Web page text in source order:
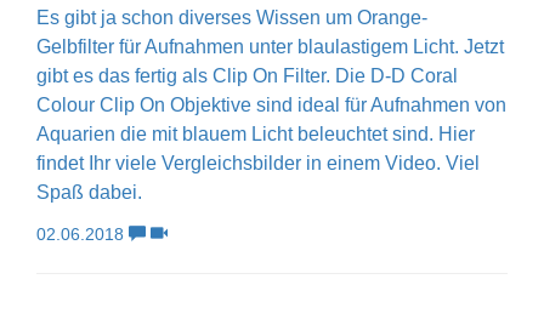
Es gibt ja schon diverses Wissen um Orange-
Gelbfilter für Aufnahmen unter blaulastigem Licht. Jetzt
gibt es das fertig als Clip On Filter. Die D-D Coral
Colour Clip On Objektive sind ideal für Aufnahmen von
Aquarien die mit blauem Licht beleuchtet sind. Hier
findet Ihr viele Vergleichsbilder in einem Video. Viel
Spaß dabei.
02.06.2018